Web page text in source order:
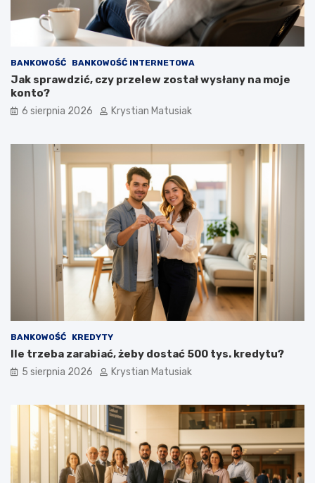
BANKOWOŚĆ BANKOWOŚĆ INTERNETOWA
Jak sprawdzić, czy przelew został wysłany na moje
konto?
6 sierpnia 2026 Krystian Matusiak
BANKOWOŚĆ KREDYTY
Ile trzeba zarabiać, żeby dostać 500 tys. kredytu?
5 sierpnia 2026 Krystian Matusiak